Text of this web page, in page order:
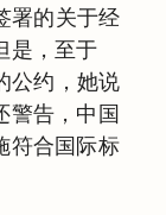
署的关于经
是，至于
公约，她说
警告，中国
符合国际标